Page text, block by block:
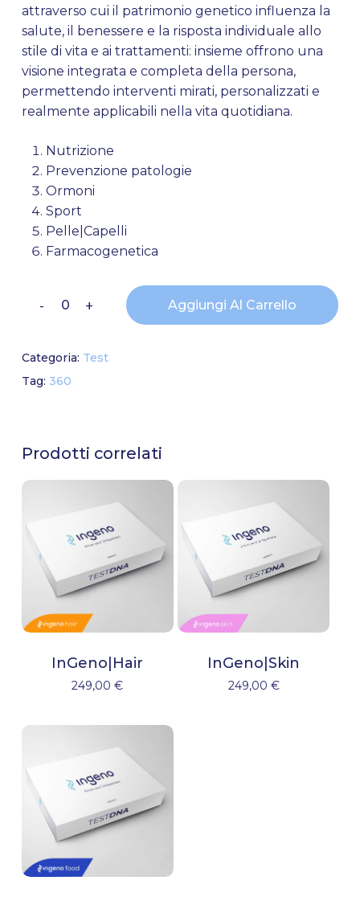
Nessun prodotto nel
carrello.
attraverso cui il patrimonio genetico influenza la
salute, il benessere e la risposta individuale allo
stile di vita e ai trattamenti: insieme offrono una
visione integrata e completa della persona,
permettendo interventi mirati, personalizzati e
realmente applicabili nella vita quotidiana.
Nutrizione
Prevenzione patologie
Ormoni
Sport
Pelle|Capelli
Farmacogenetica
Aggiungi Al Carrello
Categoria: Test
Tag: 360
Prodotti correlati
InGeno|Hair
249,00€
InGeno|Skin
249,00 €